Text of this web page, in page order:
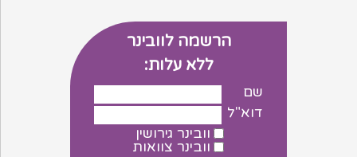
הרשמה לוובינר
ללא עלות:
שם
דוא"ל
וובינר גירושין
וובינר צוואות